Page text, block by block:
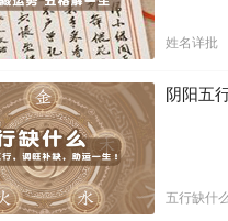
姓名详批
阴阳五
五行缺什